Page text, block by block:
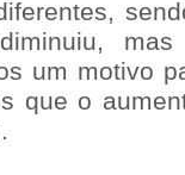
um motivo
que o